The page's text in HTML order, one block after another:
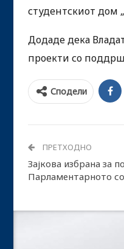
студентскиот дом
Додаде дека
проекти со
Сподели
ПРЕТХОДНО
Зајкова избрана за
Парламентарното